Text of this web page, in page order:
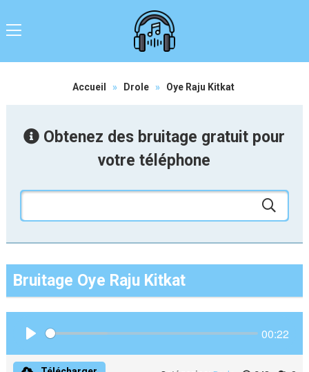
Accueil » Drole » Oye Raju Kitkat
Obtenez des bruitage gratuit pour
votre téléphone
Bruitage Oye Raju Kitkat
00:22